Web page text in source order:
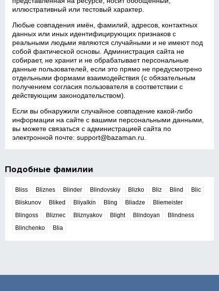
иллюстративный или тестовый характер.
Любые совпадения имён, фамилий, адресов, контактных
данных или иных идентифицирующих признаков с
реальными людьми являются случайными и не имеют под
собой фактической основы. Администрация сайта не
собирает, не хранит и не обрабатывает персональные
данные пользователей, если это прямо не предусмотрено
отдельными формами взаимодействия (с обязательным
получением согласия пользователя в соответствии с
действующим законодательством).
Если вы обнаружили случайное совпадение какой‑либо
информации на сайте с вашими персональными данными,
вы можете связаться с администрацией сайта по
электронной почте:support@bazaman.ru
Подобные фамилии
Bliss Bliznes Blinder Blindovskiy Blizko Bliz Blind
Blic
Bliskunov
Bliked Bliyalkin Bling Bliadze
Bliemeister
Blingoss
Bliznec Bliznyakov Blight Blindoyan
Blindness
Blinchenko
Blia